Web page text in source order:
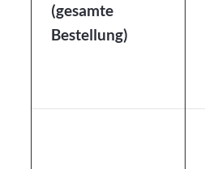
(gesamte
Bestellung)